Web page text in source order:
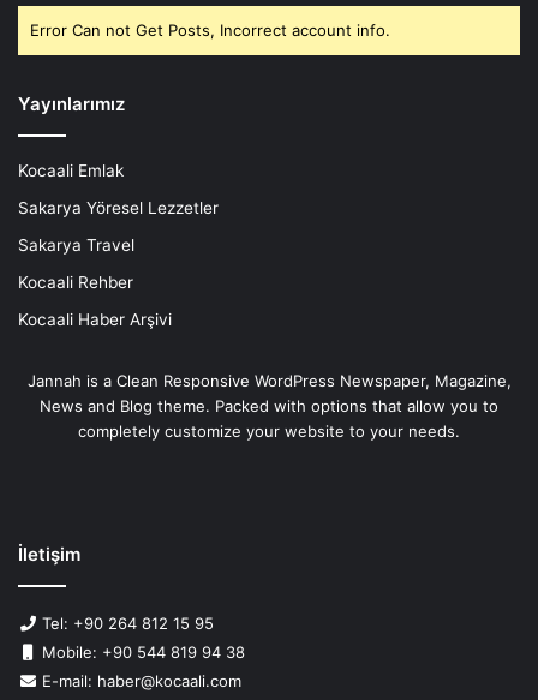
Error Can not Get Posts, Incorrect account info.
Yayınlarımız
Kocaali Emlak
Sakarya Yöresel Lezzetler
Sakarya Travel
Kocaali Rehber
Kocaali Haber Arşivi
Jannah is a Clean Responsive WordPress Newspaper, Magazine,
News and Blog theme. Packed with options that allow you to
completely customize your website to your needs.
İletişim
Tel: +90 264 812 15 95
Mobile: +90 544 819 94 38
E-mail: haber@kocaali.com